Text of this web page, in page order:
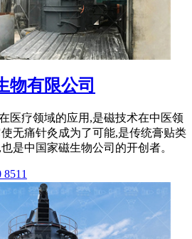
物有限公司
医疗领域的应用,是磁技术在中医领
无痛针灸成为了可能,是传统膏贴类
是中国家磁生物公司的开创者。